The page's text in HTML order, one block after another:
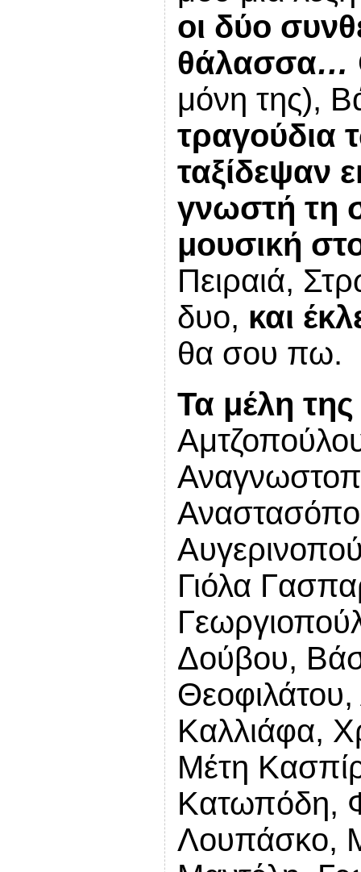
οι δύο
θάλασσα…
μόνη της),
τραγούδια
ταξίδεψαν
γνωστή τη
μουσική
Πειραιά,
δυο, και
θα σου πω.
Τα μέλη
Γιόλα
Δούβου,
Καλλιάφα,
Μέτη
Κατωπόδη,
Λουπάσκο,